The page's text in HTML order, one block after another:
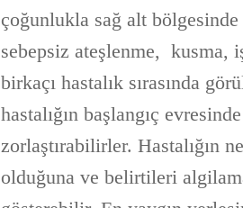
çoğunlukla sağ alt
sebepsiz ateşlenme, kusma,
birkaçı hastalık sırasında
hastalığın başlangıç
zorlaştırabilirler. Hastalığın
olduğuna ve belirtileri